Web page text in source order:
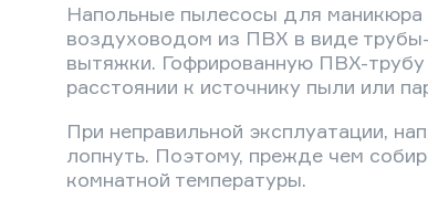
Напольные пылесосы для маникюра
воздуховодом из ПВХ в виде трубы-
вытяжки. Гофрированную ПВХ-трубу
расстоянии к источнику пыли или
При неправильной эксплуатации,
лопнуть. Поэтому, прежде чем
комнатной температуры.